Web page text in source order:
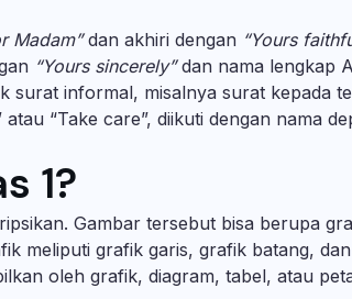
Madam”dan akhiri dengan “Yours
“Yours sincerely”dan nama lengkap
surat informal, misalnya surat kepada
atau “Take care”, diikuti dengan nama
1?
Gambar tersebut bisa berupa
meliputi grafik garis, grafik batang, dan
oleh grafik, diagram, tabel, atau